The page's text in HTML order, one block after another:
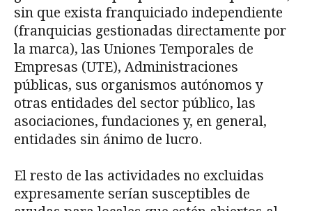
sin que exista franquiciado independiente
(franquicias gestionadas directamente por
la marca), las Uniones Temporales de
Empresas (UTE), Administraciones
públicas, sus organismos autónomos y
otras entidades del sector público, las
asociaciones, fundaciones y, en general,
entidades sin ánimo de lucro.
El resto de las actividades no excluidas
expresamente serían susceptibles de